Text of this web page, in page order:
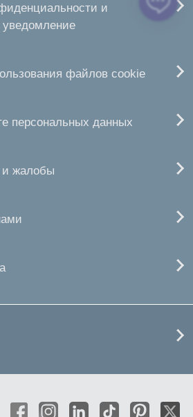
и
файлов cookie
персональных данных
жалобы